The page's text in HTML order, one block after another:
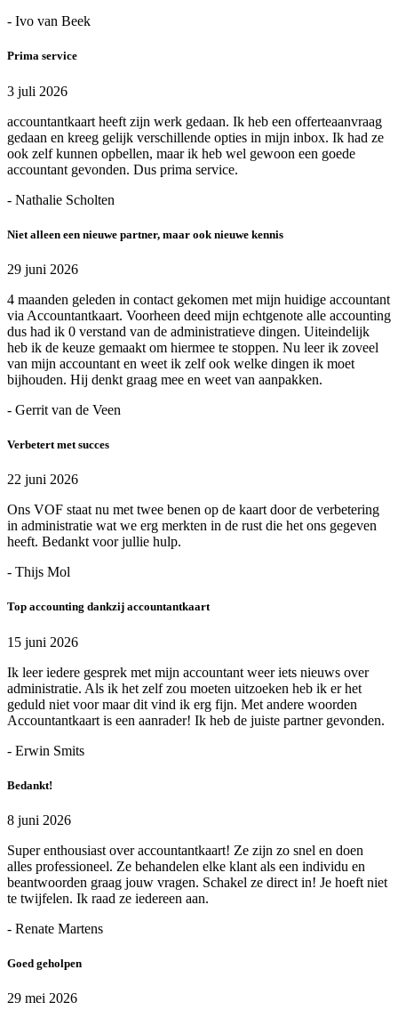
- Ivo van Beek
Prima service
3 juli 2026
accountantkaart heeft zijn werk gedaan. Ik heb een offerteaanvraag
gedaan en kreeg gelijk verschillende opties in mijn inbox. Ik had ze
ook zelf kunnen opbellen, maar ik heb wel gewoon een goede
accountant gevonden. Dus prima service.
- Nathalie Scholten
Niet alleen een nieuwe partner, maar ook nieuwe kennis
29 juni 2026
4 maanden geleden in contact gekomen met mijn huidige accountant
via Accountantkaart. Voorheen deed mijn echtgenote alle accounting
dus had ik 0 verstand van de administratieve dingen. Uiteindelijk
heb ik de keuze gemaakt om hiermee te stoppen. Nu leer ik zoveel
van mijn accountant en weet ik zelf ook welke dingen ik moet
bijhouden. Hij denkt graag mee en weet van aanpakken.
- Gerrit van de Veen
Verbetert met succes
22 juni 2026
Ons VOF staat nu met twee benen op de kaart door de verbetering
in administratie wat we erg merkten in de rust die het ons gegeven
heeft. Bedankt voor jullie hulp.
- Thijs Mol
Top accounting dankzij accountantkaart
15 juni 2026
Ik leer iedere gesprek met mijn accountant weer iets nieuws over
administratie. Als ik het zelf zou moeten uitzoeken heb ik er het
geduld niet voor maar dit vind ik erg fijn. Met andere woorden
Accountantkaart is een aanrader! Ik heb de juiste partner gevonden.
- Erwin Smits
Bedankt!
8 juni 2026
Super enthousiast over accountantkaart! Ze zijn zo snel en doen
alles professioneel. Ze behandelen elke klant als een individu en
beantwoorden graag jouw vragen. Schakel ze direct in! Je hoeft niet
te twijfelen. Ik raad ze iedereen aan.
- Renate Martens
Goed geholpen
29 mei 2026